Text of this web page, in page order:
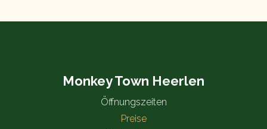
Monkey Town Heerlen
Öffnungszeiten
Preise